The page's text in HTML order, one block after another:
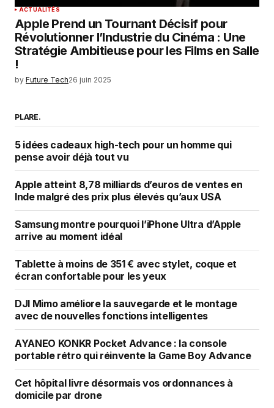
ACTUALITÉS
Apple Prend un Tournant Décisif pour
Révolutionner l’Industrie du Cinéma : Une
Stratégie Ambitieuse pour les Films en Salle
!
by Future Tech26 juin 2025
PLARE.
5 idées cadeaux high-tech pour un homme qui
pense avoir déjà tout vu
Apple atteint 8,78 milliards d’euros de ventes en
Inde malgré des prix plus élevés qu’aux USA
Samsung montre pourquoi l’iPhone Ultra d’Apple
arrive au moment idéal
Tablette à moins de 351 € avec stylet, coque et
écran confortable pour les yeux
DJI Mimo améliore la sauvegarde et le montage
avec de nouvelles fonctions intelligentes
AYANEO KONKR Pocket Advance : la console
portable rétro qui réinvente la Game Boy Advance
Cet hôpital livre désormais vos ordonnances à
domicile par drone